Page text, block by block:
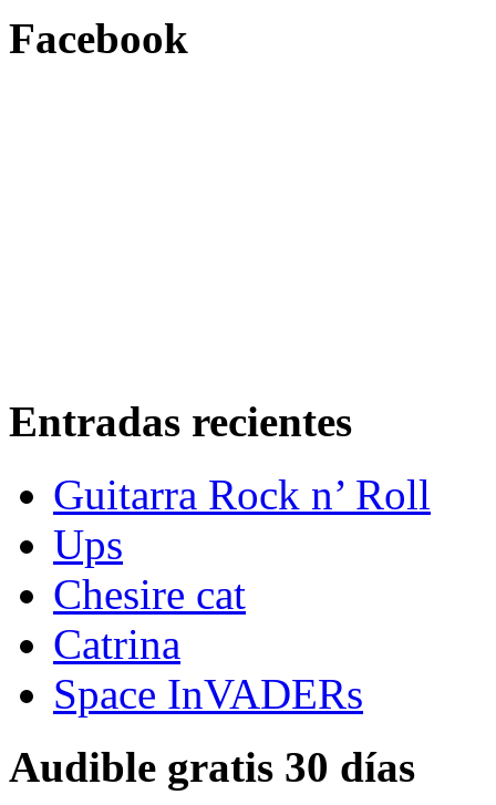
Facebook
Entradas recientes
Guitarra Rock n’ Roll
Ups
Chesire cat
Catrina
Space InVADERs
Audible gratis 30 días